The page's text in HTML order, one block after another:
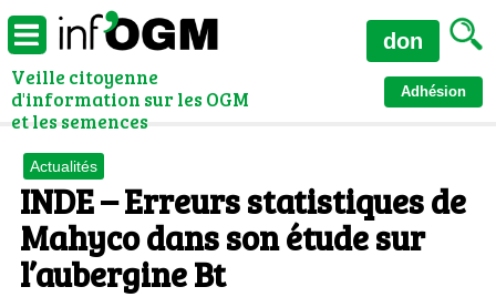
Veille citoyenne
d'information sur les OGM
et les semences
Adhésion
don
Actualités
INDE – Erreurs statistiques de
Mahyco dans son étude sur
l’aubergine Bt